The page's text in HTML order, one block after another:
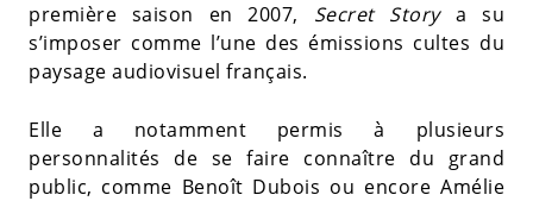
première saison en 2007, Secret Storya su
s’imposer comme l’une des émissions cultes du
paysage audiovisuel français.
Elle a notamment permis à plusieurs
personnalités de se faire connaître du grand
public, comme Benoît Dubois ou encore Amélie